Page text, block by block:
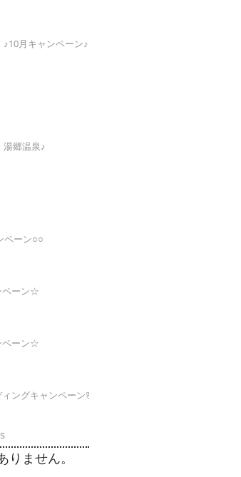
♪10月キャンペーン♪
湯郷温泉♪
ペーン○○
ペーン☆
ペーン☆
ングキャンペーン🌸
りません。